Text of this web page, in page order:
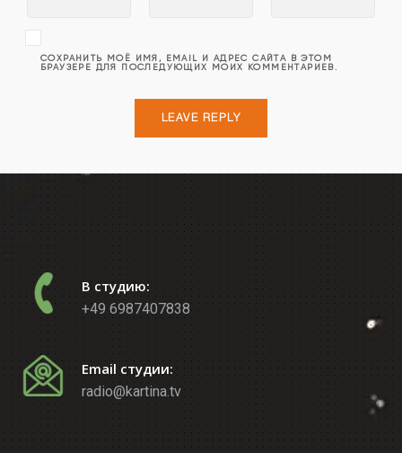
СОХРАНИТЬ МОЁ ИМЯ, EMAIL И АДРЕС САЙТА В ЭТОМ
БРАУЗЕРЕ ДЛЯ ПОСЛЕДУЮЩИХ МОИХ КОММЕНТАРИЕВ.
В студию:
+49 6987407838
Email студии:
radio@kartina.tv